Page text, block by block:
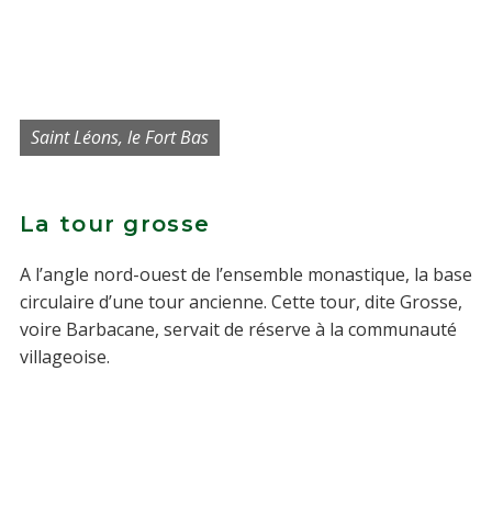
Saint Léons, le Fort Bas
La tour grosse
A l’angle nord-ouest de l’ensemble monastique, la base
circulaire d’une tour ancienne. Cette tour, dite Grosse,
voire Barbacane, servait de réserve à la communauté
villageoise.